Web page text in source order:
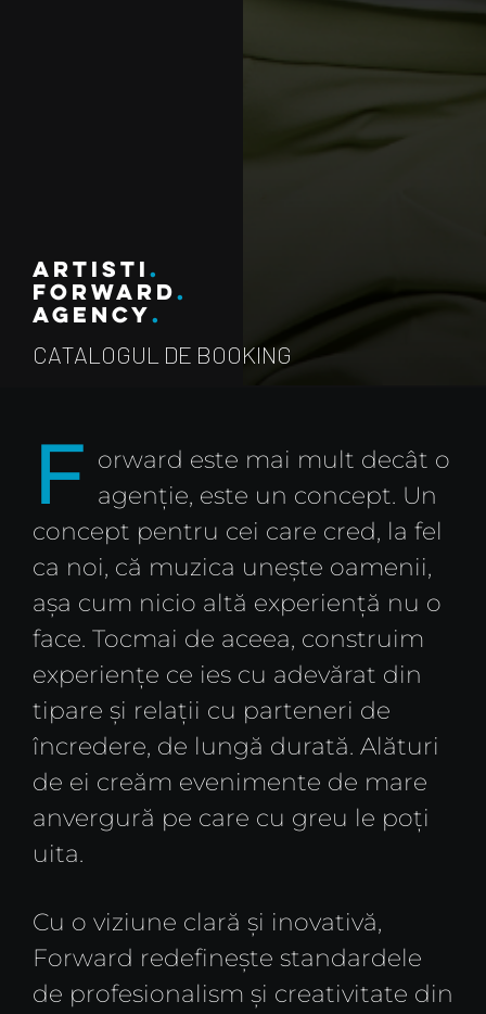
ARTISTI
FORWARD
AGENCY
CATALOGUL DE BOOKING
F orward este mai mult decât o
agenție, este un concept. Un
concept pentru cei care cred, la fel
ca noi, că muzica unește oamenii,
așa cum nicio altă experiență nu o
face. Tocmai de aceea, construim
experiențe ce ies cu adevărat din
tipare și relații cu parteneri de
încredere, de lungă durată. Alături
de ei creăm evenimente de mare
anvergură pe care cu greu le poți
uita.
Cu o viziune clară și inovativă,
Forward redefinește standardele
de profesionalism și creativitate din